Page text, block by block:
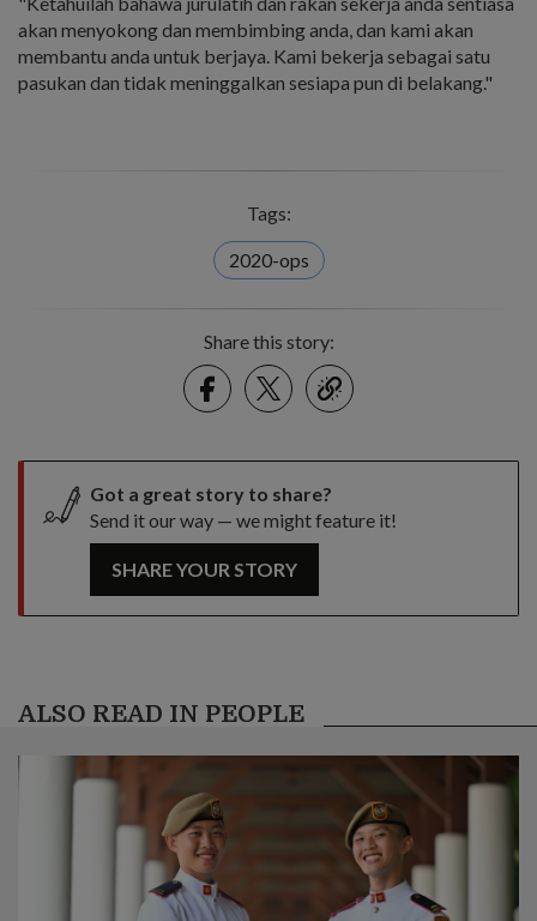
akan menyokong dan membimbing anda, dan kami akan
membantu anda untuk berjaya. Kami bekerja sebagai satu
pasukan dan tidak meninggalkan sesiapa pun di belakang."
Tags:
2020-ops
Share this story:
FacebookTwitter
link
Got a great story to share?
Send it our way — we might feature it!
SHARE YOUR STORY
ALSO READ IN PEOPLE